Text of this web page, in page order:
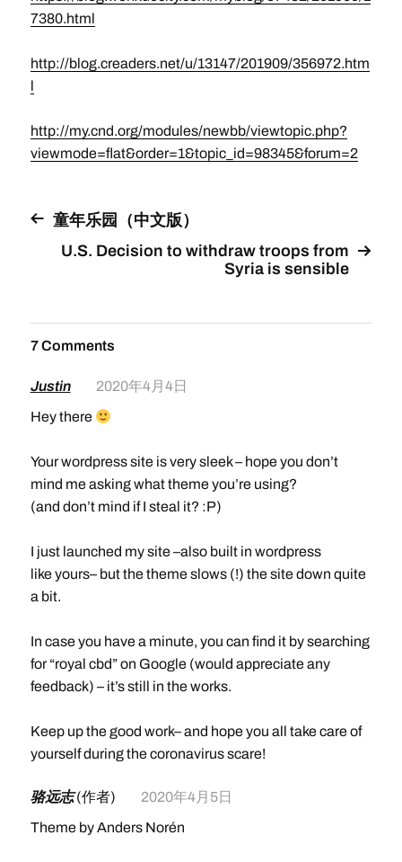
7380.html
http://blog.creaders.net/u/13147/201909/356972.htm
l
http://my.cnd.org/modules/newbb/viewtopic.php?
viewmode=flat&order=1&topic_id=98345&forum=2
童年乐园（中文版）
U.S. Decision to withdraw troops from
Syria is sensible
7 Comments
Justin
2020年4月4日
Hey there
Your wordpress site is very sleek – hope you don’t
mind me asking what theme you’re using?
(and don’t mind if I steal it? :P)
I just launched my site –also built in wordpress
like yours– but the theme slows (!) the site down quite
a bit.
In case you have a minute, you can find it by searching
for “royal cbd” on Google (would appreciate any
feedback) – it’s still in the works.
Keep up the good work– and hope you all take care of
yourself during the coronavirus scare!
骆远志(作者)
2020年4月5日
Theme by Anders Norén